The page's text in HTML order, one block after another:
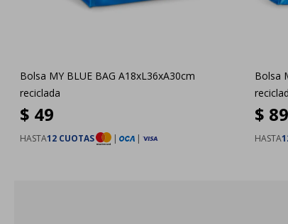
Bolsa MY BLUE BAG A18xL36xA30cm
reciclada
$ 49
HASTA12 CUOTAS | |
Bolsa
$ 89
HASTA